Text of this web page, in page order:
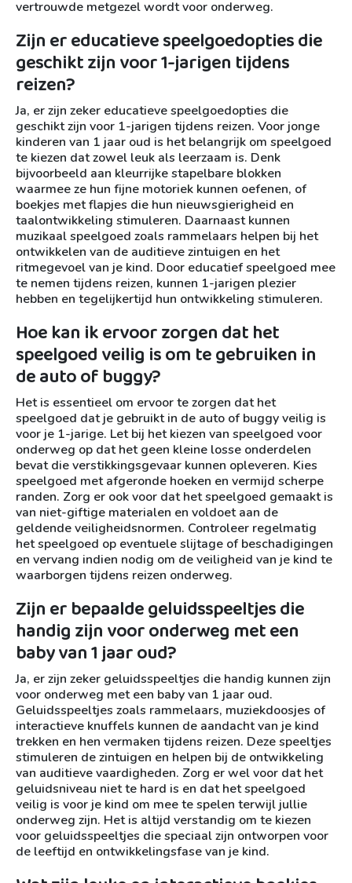
vertrouwde metgezel wordt voor onderweg.
Zijn er educatieve speelgoedopties die
geschikt zijn voor 1-jarigen tijdens
reizen?
Ja, er zijn zeker educatieve speelgoedopties die
geschikt zijn voor 1-jarigen tijdens reizen. Voor jonge
kinderen van 1 jaar oud is het belangrijk om speelgoed
te kiezen dat zowel leuk als leerzaam is. Denk
bijvoorbeeld aan kleurrijke stapelbare blokken
waarmee ze hun fijne motoriek kunnen oefenen, of
boekjes met flapjes die hun nieuwsgierigheid en
taalontwikkeling stimuleren. Daarnaast kunnen
muzikaal speelgoed zoals rammelaars helpen bij het
ontwikkelen van de auditieve zintuigen en het
ritmegevoel van je kind. Door educatief speelgoed mee
te nemen tijdens reizen, kunnen 1-jarigen plezier
hebben en tegelijkertijd hun ontwikkeling stimuleren.
Hoe kan ik ervoor zorgen dat het
speelgoed veilig is om te gebruiken in
de auto of buggy?
Het is essentieel om ervoor te zorgen dat het
speelgoed dat je gebruikt in de auto of buggy veilig is
voor je 1-jarige. Let bij het kiezen van speelgoed voor
onderweg op dat het geen kleine losse onderdelen
bevat die verstikkingsgevaar kunnen opleveren. Kies
speelgoed met afgeronde hoeken en vermijd scherpe
randen. Zorg er ook voor dat het speelgoed gemaakt is
van niet-giftige materialen en voldoet aan de
geldende veiligheidsnormen. Controleer regelmatig
het speelgoed op eventuele slijtage of beschadigingen
en vervang indien nodig om de veiligheid van je kind te
waarborgen tijdens reizen onderweg.
Zijn er bepaalde geluidsspeeltjes die
handig zijn voor onderweg met een
baby van 1 jaar oud?
Ja, er zijn zeker geluidsspeeltjes die handig kunnen zijn
voor onderweg met een baby van 1 jaar oud.
Geluidsspeeltjes zoals rammelaars, muziekdoosjes of
interactieve knuffels kunnen de aandacht van je kind
trekken en hen vermaken tijdens reizen. Deze speeltjes
stimuleren de zintuigen en helpen bij de ontwikkeling
van auditieve vaardigheden. Zorg er wel voor dat het
geluidsniveau niet te hard is en dat het speelgoed
veilig is voor je kind om mee te spelen terwijl jullie
onderweg zijn. Het is altijd verstandig om te kiezen
voor geluidsspeeltjes die speciaal zijn ontworpen voor
de leeftijd en ontwikkelingsfase van je kind.